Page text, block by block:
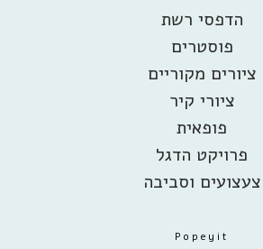
הדפסי רשת
פוסטרים
ציורים מקוריים
ציורי קיר
פופאית
פרויקט הדגל
צעצועים וסביבה
Popeyit